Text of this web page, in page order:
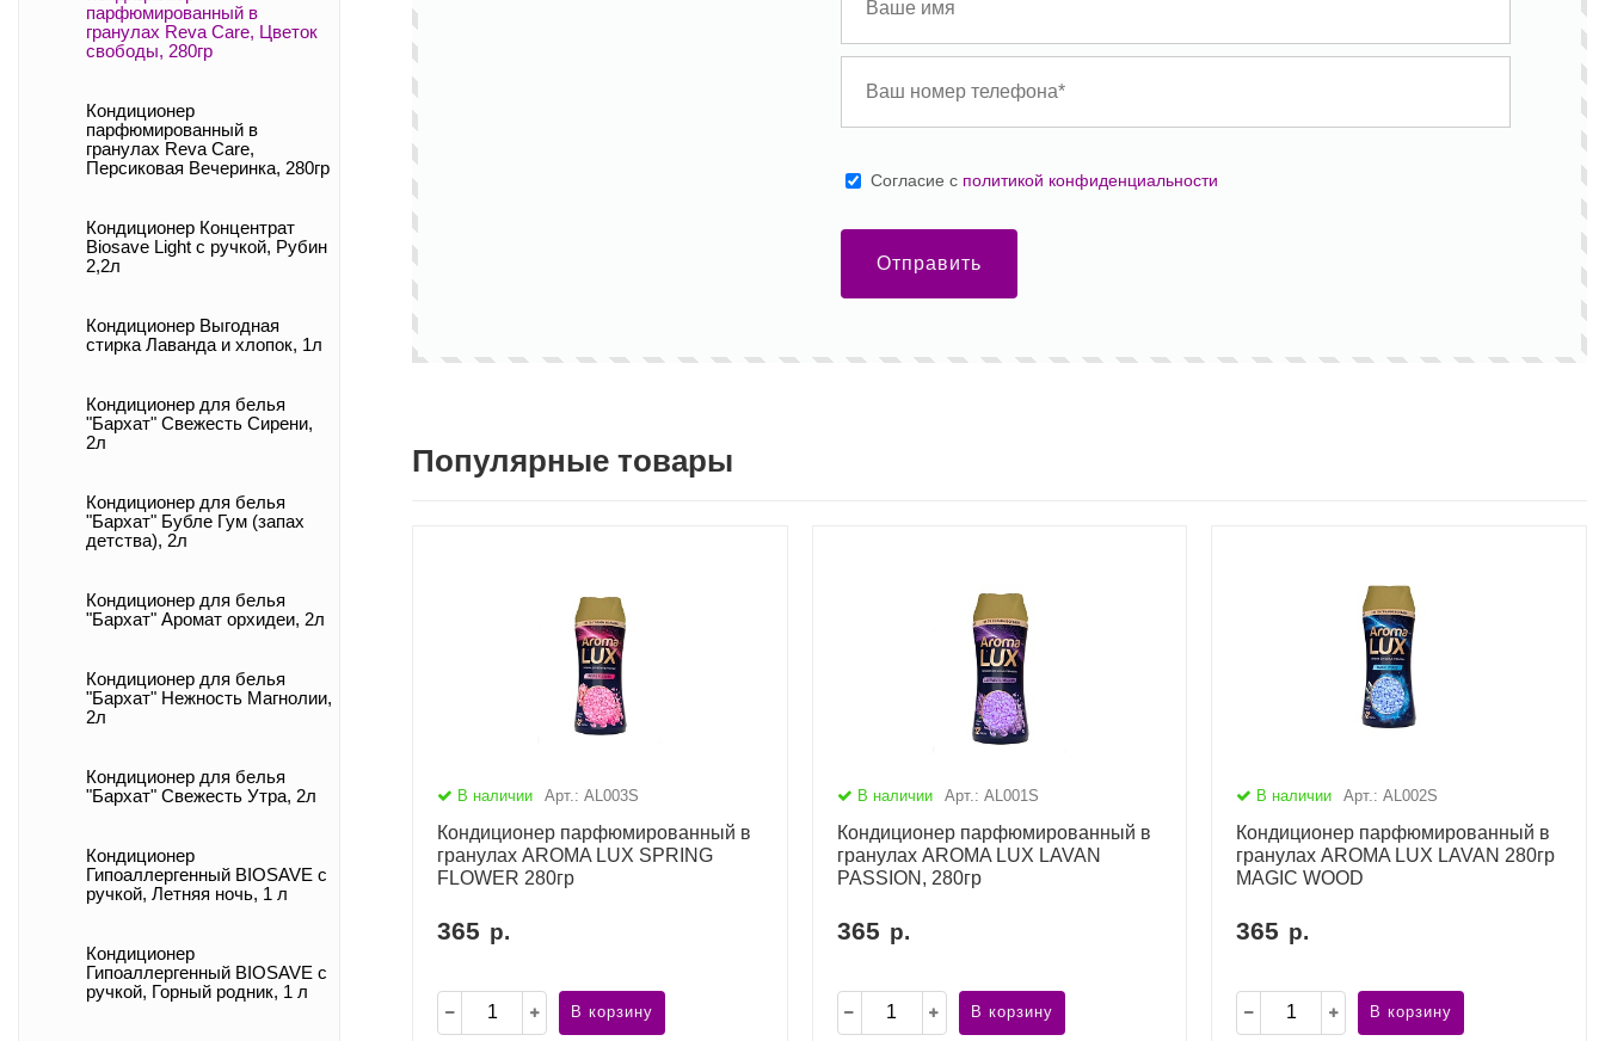
парфюмированный в
гранулах Reva Care, Цветок
свободы, 280гр
Кондиционер
парфюмированный в
гранулах Reva Care,
Персиковая Вечеринка, 280гр
Кондиционер Концентрат
Biosave Light с ручкой, Рубин
2,2л
Кондиционер Выгодная
стирка Лаванда и хлопок, 1л
Кондиционер для белья
"Бархат" Свежесть Сирени,
2л
Кондиционер для белья
"Бархат" Бубле Гум (запах
детства), 2л
Кондиционер для белья
"Бархат" Аромат орхидеи, 2л
Кондиционер для белья
"Бархат" Нежность Магнолии,
2л
Кондиционер для белья
"Бархат" Свежесть Утра, 2л
Кондиционер
Гипоаллергенный BIOSAVE с
ручкой, Летняя ночь, 1 л
Кондиционер
Гипоаллергенный BIOSAVE с
ручкой, Горный родник, 1 л
Cогласие с политикой конфиденциальности
Отправить
Популярные товары
В наличии Арт.: AL003S
Кондиционер парфюмированный в
гранулах AROMA LUX SPRING
FLOWER 280гр
365 р.
В корзину
В наличии Арт.: AL001S
Кондиционер парфюмированный в
гранулах AROMA LUX LAVAN
PASSION, 280гр
365 р.
В корзину
В наличии Арт.: AL002S
Кондиционер парфюмированный в
гранулах AROMA LUX LAVAN 280гр
MAGIC WOOD
365 р.
В корзину